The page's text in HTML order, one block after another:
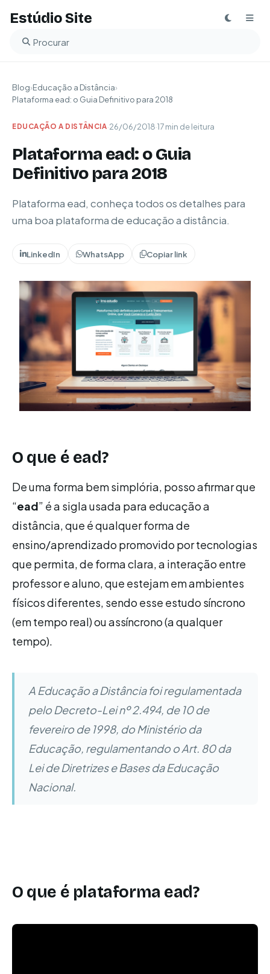
Estúdio Site
Buscar no blog
Blog›Educação a Distância›
Plataforma ead: o Guia Definitivo para 2018
EDUCAÇÃO A DISTÂNCIA·26/06/2018·17 min de leitura
Plataforma ead: o Guia
Definitivo para 2018
Plataforma ead, conheça todos os detalhes para
uma boa plataforma de educação a distância.
LinkedIn WhatsApp Copiar link
O que é ead?
De uma forma bem simplória, posso afirmar que
“ead” é a sigla usada para educação a
distância, que é qualquer forma de
ensino/aprendizado promovido por tecnologias
que permita, de forma clara, a interação entre
professor e aluno, que estejam em ambientes
físicos diferentes, sendo esse estudo síncrono
(em tempo real) ou assíncrono (a qualquer
tempo).
A Educação a Distância foi regulamentada
pelo Decreto-Lei nº 2.494, de 10 de
fevereiro de 1998, do Ministério da
Educação, regulamentando o Art. 80 da
Lei de Diretrizes e Bases da Educação
Nacional.
O que é plataforma ead?